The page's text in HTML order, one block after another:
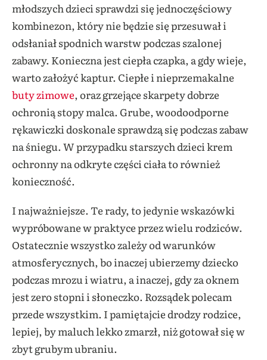
młodszych dzieci sprawdzi się jednoczęściowy
kombinezon, który nie będzie się przesuwał i
odsłaniał spodnich warstw podczas szalonej
zabawy. Konieczna jest ciepła czapka, a gdy wieje,
warto założyć kaptur. Ciepłe i nieprzemakalne
buty zimowe, oraz grzejące skarpety dobrze
ochronią stopy malca. Grube, woodoodporne
rękawiczki doskonale sprawdzą się podczas zabaw
na śniegu. W przypadku starszych dzieci krem
ochronny na odkryte części ciała to również
konieczność.
I najważniejsze. Te rady, to jedynie wskazówki
wypróbowane w praktyce przez wielu rodziców.
Ostatecznie wszystko zależy od warunków
atmosferycznych, bo inaczej ubierzemy dziecko
podczas mrozu i wiatru, a inaczej, gdy za oknem
jest zero stopni i słoneczko. Rozsądek polecam
przede wszystkim. I pamiętajcie drodzy rodzice,
lepiej, by maluch lekko zmarzł, niż gotował się w
zbyt grubym ubraniu.